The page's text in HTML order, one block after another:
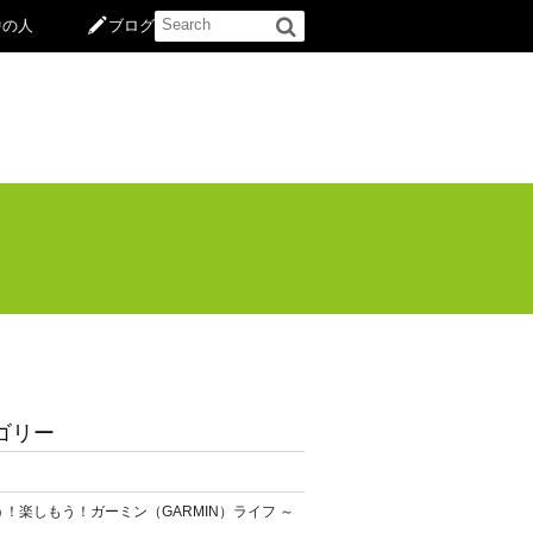
人 ブログ
リー
！楽しもう！ガーミン（GARMIN）ライフ ～